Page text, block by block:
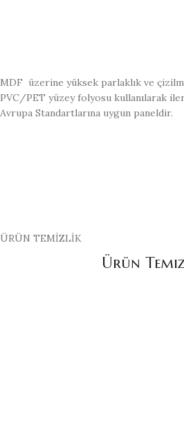
MDF üzerine yüksek parlaklık ve
PVC/PET yüzey folyosu kullanılarak
Avrupa Standartlarına uygun paneldir.
ÜRÜN TEMİZLİK
Ürün